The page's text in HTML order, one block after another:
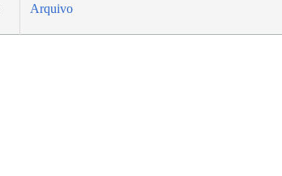
Arquivo